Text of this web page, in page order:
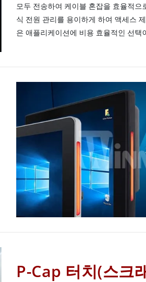
모두 전송하여 케이블 혼잡을 효율적
식 전원 관리를 용이하게 하여 액세스
은 애플리케이션에 비용 효율적인 선택
P-Cap 터치(스크